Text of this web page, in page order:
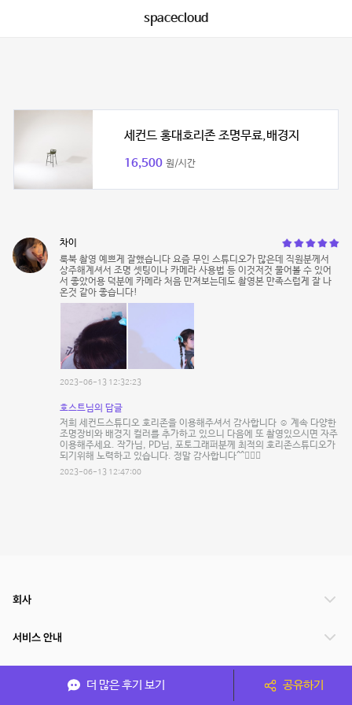
spacecloud
세컨드 홍대호리존 조명무료,배경지
16,500 원/시간
차이
룩북 촬영 예쁘게 잘했습니다 요즘 무인 스튜디오가 많은데 직원분께서
상주해계셔서 조명 셋팅이나 카메라 사용법 등 이것저것 물어볼 수 있어
서 좋았어용 덕분에 카메라 처음 만져보는데도 촬영본 만족스럽게 잘 나
온것 같아 좋습니다!
2023-06-13 12:32:23
호스트님의 답글
저희 세컨드스튜디오 호리존을 이용해주셔서 감사합니다 ☺️ 계속 다양한
조명장비와 배경지 컬러를 추가하고 있으니 다음에 또 촬영있으시면 자주
이용해주세요. 작가님, PD님, 포토그래퍼분께 최적의 호리존스튜디오가
되기위해 노력하고 있습니다. 정말 감사합니다^^🙇🏻‍♂️
2023-06-13 12:47:00
더 많은 후기 보기 공유하기
회사
서비스 안내